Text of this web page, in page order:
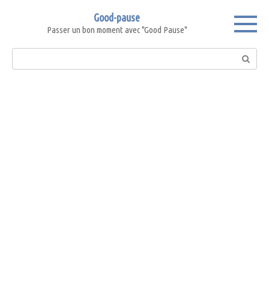
Good-pause
Passer un bon moment avec "Good Pause"
Search: